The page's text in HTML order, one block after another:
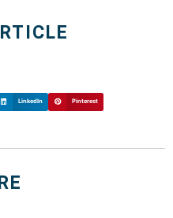
LinkedIn Pinterest